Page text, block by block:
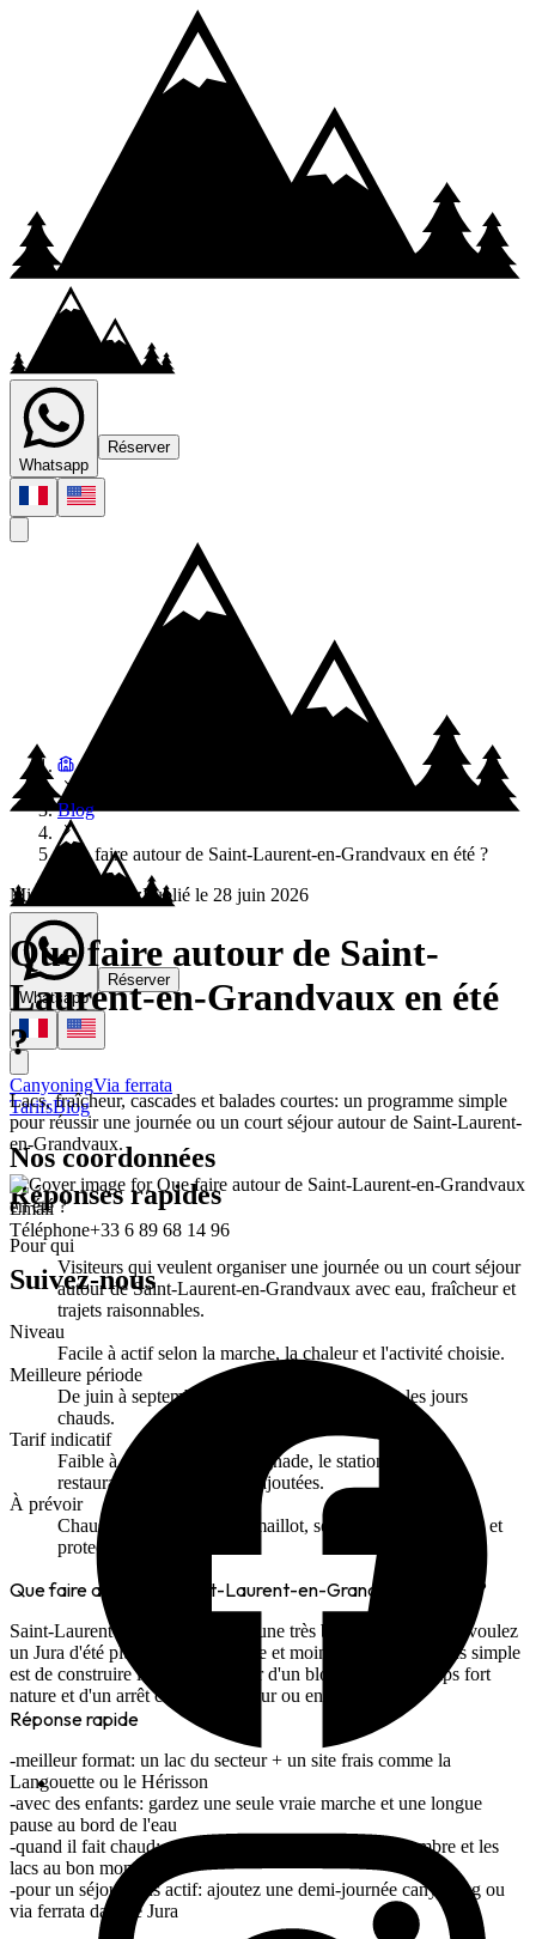
Whatsapp
Réserver
Whatsapp
Réserver
CanyoningVia ferrata
TarifsBlog
Nos coordonnées
Email
Téléphone+33 6 89 68 14 96
Suivez-nous
Blog
Que faire autour de Saint-Laurent-en-Grandvaux en été ?
Mickael CattenozPublié le 28 juin 2026
Que faire autour de Saint-
Laurent-en-Grandvaux en été
?
Lacs, fraîcheur, cascades et balades courtes: un programme simple
pour réussir une journée ou un court séjour autour de Saint-Laurent-
en-Grandvaux.
Réponses rapides
Pour qui
Visiteurs qui veulent organiser une journée ou un court séjour
autour de Saint-Laurent-en-Grandvaux avec eau, fraîcheur et
trajets raisonnables.
Niveau
Facile à actif selon la marche, la chaleur et l'activité choisie.
Meilleure période
De juin à septembre, surtout si vous partez tôt les jours
chauds.
Tarif indicatif
Faible à moyen selon la baignade, le stationnement, la
restauration et les activités ajoutées.
À prévoir
Chaussures fermées, eau, maillot, serviette, petite couche et
protection solaire.
Que faire autour de Saint-Laurent-en-Grandvaux en été ?
Saint-Laurent-en-Grandvaux est une très bonne base si vous voulez
un Jura d'été plus frais, plus lisible et moins dispersé. Le plus simple
est de construire la journée autour d'un bloc eau, d'un temps fort
nature et d'un arrêt court en hauteur ou en forêt.
Réponse rapide
meilleur format: un lac du secteur + un site frais comme la
Langouette ou le Hérisson
avec des enfants: gardez une seule vraie marche et une longue
pause au bord de l'eau
quand il fait chaud: partez tôt et utilisez les gorges, l'ombre et les
lacs au bon moment
pour un séjour plus actif: ajoutez une demi-journée canyoning ou
via ferrata dans le Jura